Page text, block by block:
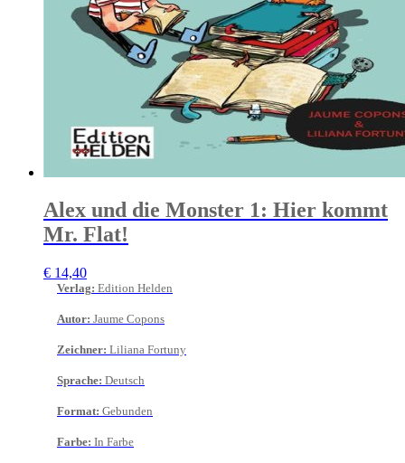
Alex und die Monster 1: Hier kommt
Mr. Flat!
€ 14,40
Verlag: Edition Helden
Autor: Jaume Copons
Zeichner: Liliana Fortuny
Sprache: Deutsch
Format: Gebunden
Farbe: In Farbe